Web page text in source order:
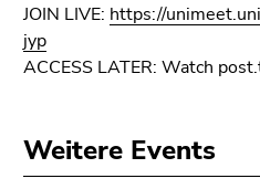
JOIN LIVE: https://
jyp
ACCESS LATER: Watch
Weitere Events